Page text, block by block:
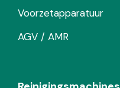
Voorzetapparatuur
AGV / AMR